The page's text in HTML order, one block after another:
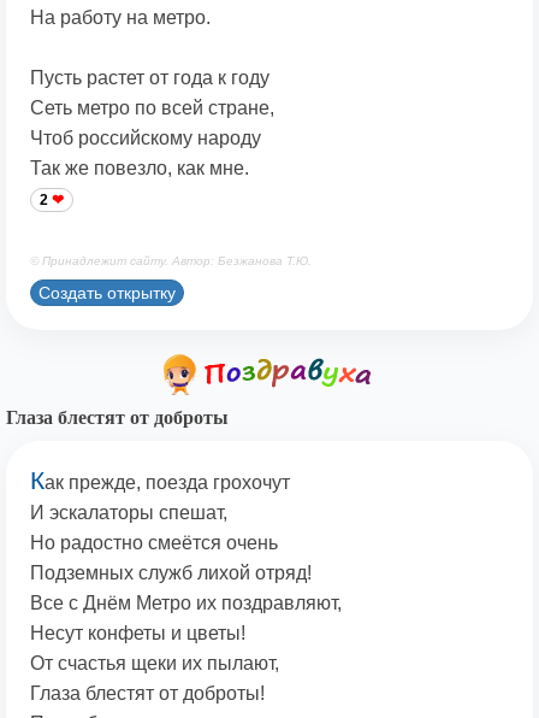
На работу на метро.
Пусть растет от года к году
Сеть метро по всей стране,
Чтоб российскому народу
Так же повезло, как мне.
2
© Принадлежит сайту. Автор: Безжанова Т.Ю.
Создать открытку
Глаза блестят от доброты
Как прежде, поезда грохочут
И эскалаторы спешат,
Но радостно смеётся очень
Подземных служб лихой отряд!
Все с Днём Метро их поздравляют,
Несут конфеты и цветы!
От счастья щеки их пылают,
Глаза блестят от доброты!